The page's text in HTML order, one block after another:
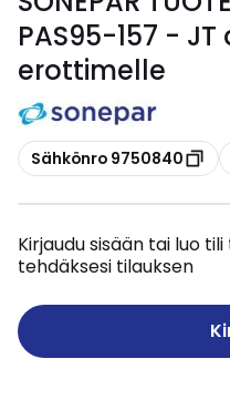
PAS95-157 -
erottimelle
Kopioi
Sähkönro 9750840
Kirjaudu sisään tai luo
tehdäksesi tilauksen